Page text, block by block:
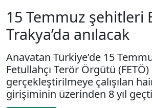
15 Temmuz şehitleri
Trakya’da anılacak
Anavatan Türkiye’de 15
Fetullahçı Terör Örgütü
gerçekleştirilmeye çalışılan
girişiminin üzerinden 8 yıl